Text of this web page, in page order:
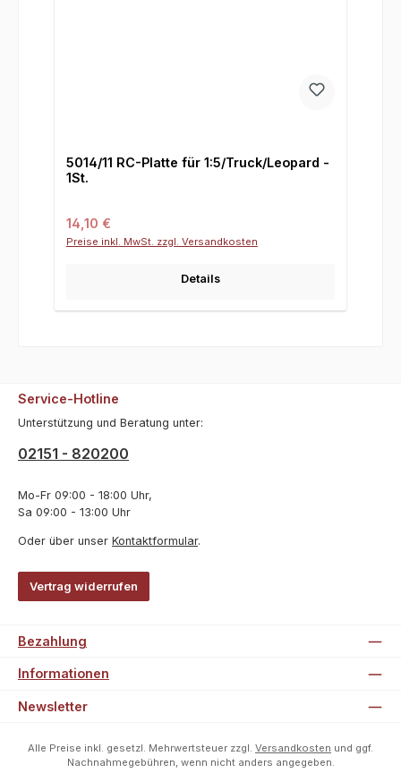
5014/11 RC-Platte für 1:5/Truck/Leopard -
1St.
Regulärer Preis:
14,10 €
Preise inkl. MwSt. zzgl. Versandkosten
Details
Service-Hotline
Unterstützung und Beratung unter:
02151 - 820200
Mo-Fr 09:00 - 18:00 Uhr,
Sa 09:00 - 13:00 Uhr
Oder über unser Kontaktformular.
Vertrag widerrufen
Bezahlung
Informationen
Newsletter
Alle Preise inkl. gesetzl. Mehrwertsteuer zzgl. Versandkosten und ggf.
Nachnahmegebühren, wenn nicht anders angegeben.